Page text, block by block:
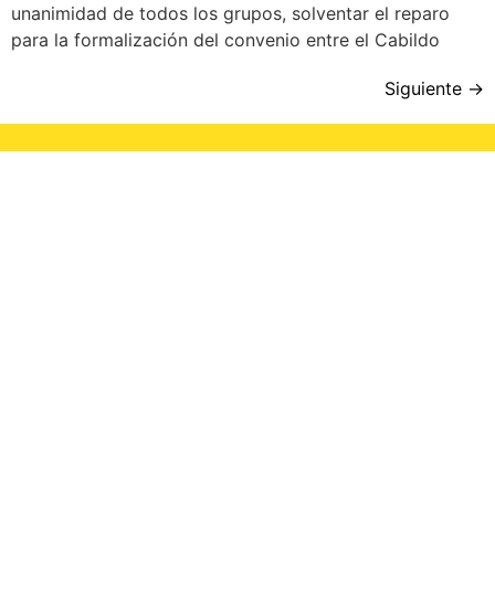
unanimidad de todos los grupos, solventar el reparo
para la formalización del convenio entre el Cabildo
Siguiente →